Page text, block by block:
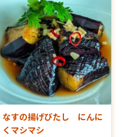
なすの揚げびたし にんに
くマシマシ